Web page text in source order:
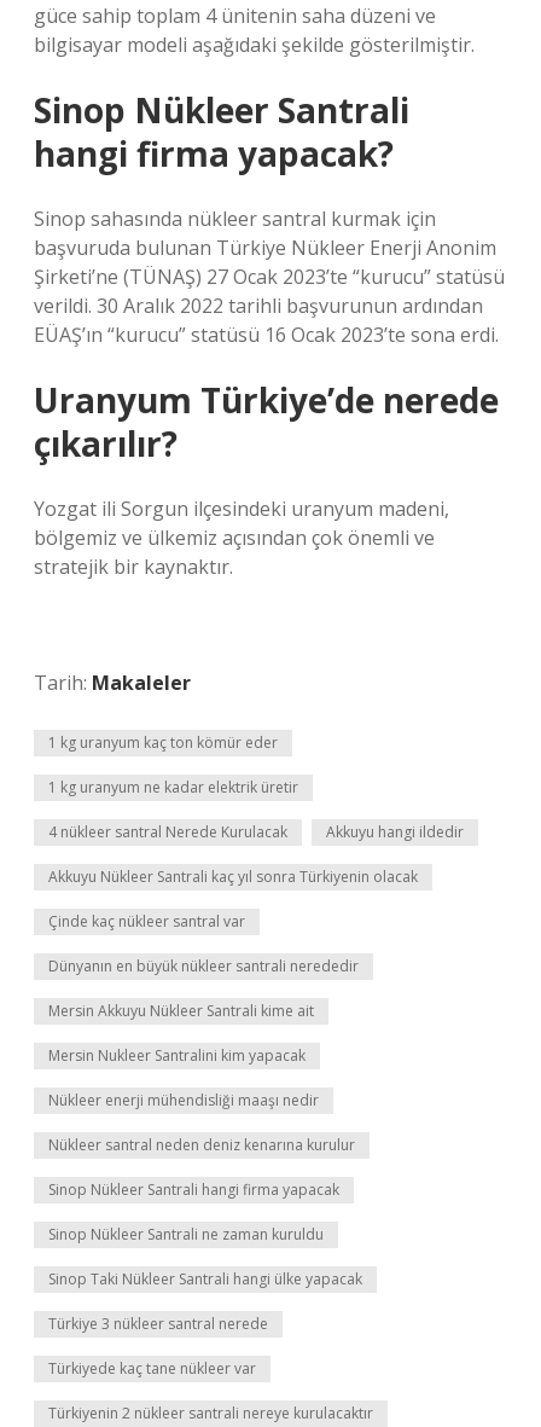
güce sahip toplam 4 ünitenin saha düzeni ve
bilgisayar modeli aşağıdaki şekilde gösterilmiştir.
Sinop Nükleer Santrali
hangi firma yapacak?
Sinop sahasında nükleer santral kurmak için
başvuruda bulunan Türkiye Nükleer Enerji Anonim
Şirketi’ne (TÜNAŞ) 27 Ocak 2023’te “kurucu” statüsü
verildi. 30 Aralık 2022 tarihli başvurunun ardından
EÜAŞ’ın “kurucu” statüsü 16 Ocak 2023’te sona erdi.
Uranyum Türkiye’de nerede
çıkarılır?
Yozgat ili Sorgun ilçesindeki uranyum madeni,
bölgemiz ve ülkemiz açısından çok önemli ve
stratejik bir kaynaktır.
Tarih: Makaleler
1 kg uranyum kaç ton kömür eder
1 kg uranyum ne kadar elektrik üretir
4 nükleer santral Nerede Kurulacak Akkuyu hangi ildedir
Akkuyu Nükleer Santrali kaç yıl sonra Türkiyenin olacak
Çinde kaç nükleer santral var
Dünyanın en büyük nükleer santrali nerededir
Mersin Akkuyu Nükleer Santrali kime ait
Mersin Nukleer Santralini kim yapacak
Nükleer enerji mühendisliği maaşı nedir
Nükleer santral neden deniz kenarına kurulur
Sinop Nükleer Santrali hangi firma yapacak
Sinop Nükleer Santrali ne zaman kuruldu
Sinop Taki Nükleer Santrali hangi ülke yapacak
Türkiye 3 nükleer santral nerede
Türkiyede kaç tane nükleer var
Türkiyenin 2 nükleer santrali nereye kurulacaktır